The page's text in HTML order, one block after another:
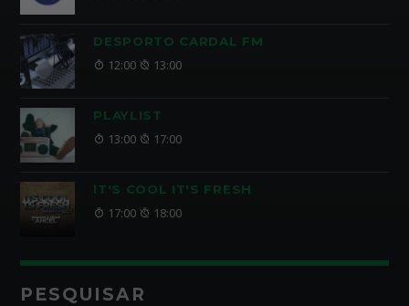
DESPORTO CARDAL FM
12:00 13:00
PLAYLIST
13:00 17:00
IT'S COOL IT'S FRESH
17:00 18:00
PESQUISAR